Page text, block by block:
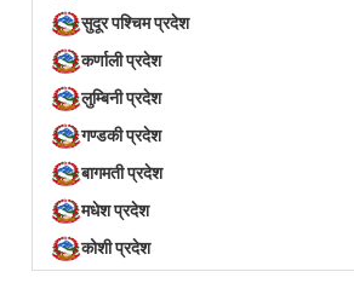
सुदूर पश्चिम प्रदेश
कर्णाली प्रदेश
लुम्बिनी प्रदेश
गण्डकी प्रदेश
बागमती प्रदेश
मधेश प्रदेश
कोशी प्रदेश